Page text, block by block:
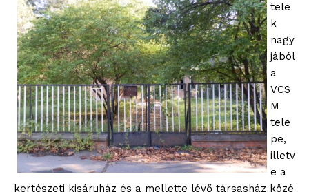
tele
k
nagy
jából
a
VCS
M
tele
pe,
illetv
e a
kertészeti kisáruház és a mellette lévő társasház közé